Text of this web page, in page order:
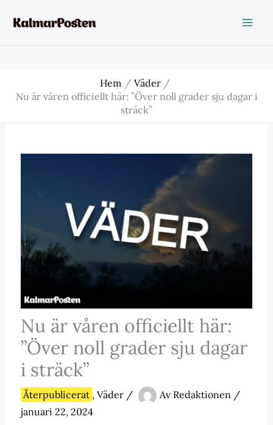
Hem
Väder
Nu är våren officiellt här: ”Över noll grader sju dagar i
sträck”
Nu är våren officiellt här:
”Över noll grader sju dagar
i sträck”
Återpublicerat , Väder/ Av Redaktionen /
januari 22, 2024